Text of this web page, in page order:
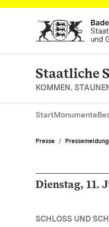
Zum Hauptinhalt
Staatliche
KOMMEN.
StartMonumente
Presse
Dienstag, 11.
SCHLOSS UND